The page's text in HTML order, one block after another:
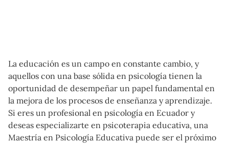
La educación es un campo en constante cambio, y
aquellos con una base sólida en psicología tienen la
oportunidad de desempeñar un papel fundamental en
la mejora de los procesos de enseñanza y aprendizaje.
Si eres un profesional en psicología en Ecuador y
deseas especializarte en psicoterapia educativa, una
Maestría en Psicología Educativa puede ser el próximo